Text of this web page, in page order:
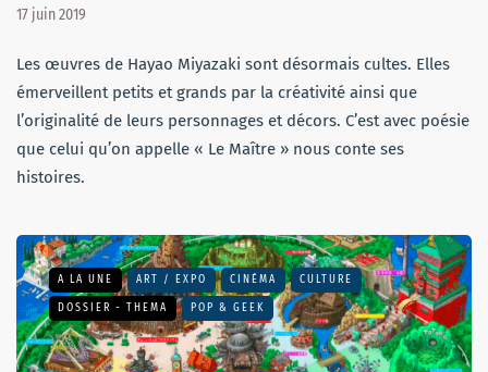
17 juin 2019
Les œuvres de Hayao Miyazaki sont désormais cultes. Elles
émerveillent petits et grands par la créativité ainsi que
l’originalité de leurs personnages et décors. C’est avec poésie
que celui qu’on appelle « Le Maître » nous conte ses
histoires.
A LA UNE ART / EXPO CINÉMA CULTURE
DOSSIER - THEMA POP & GEEK